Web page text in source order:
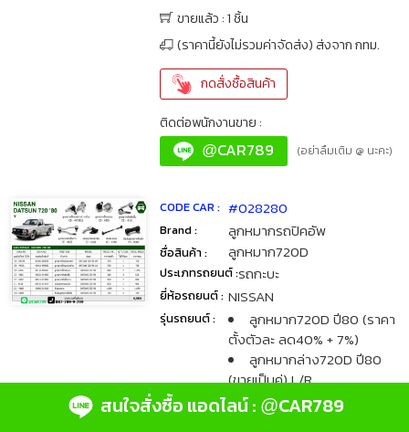
ขายแล้ว : 1 ชิ้น
(ราคานี้ยังไม่รวมค่าจัดส่ง) ส่งจาก กทม.
กดสั่งซื้อสินค้า
ติดต่อพนักงานขาย :
@CAR789 (อย่าลืมเติม @ นะคะ)
CODE CAR : #028280
Brand : ลูกหมากรถปิคอัพ
ชื่อสินค้า : ลูกหมาก720D
ประเภทรถยนต์ :รถกะบะ
ยี่ห้อรถยนต์ : NISSAN
รุ่นรถยนต์ :
ลูกหมาก720D ปี80 (ราคา
ตั้งตัวละ ลด40% + 7%)
ลูกหมากล่าง720D ปี80
(ขายเป็นคู่) L/R
ลูกหมากบน720D ปี80
(ขายเป็นคู่)
สนใจสั่งซื้อ แอดไลน์ : @CAR789